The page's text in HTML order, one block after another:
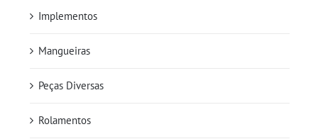
Implementos
Mangueiras
Peças Diversas
Rolamentos